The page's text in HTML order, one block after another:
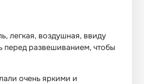
легкая, воздушная, ввиду
перед развешиванием, чтобы
очень яркими и